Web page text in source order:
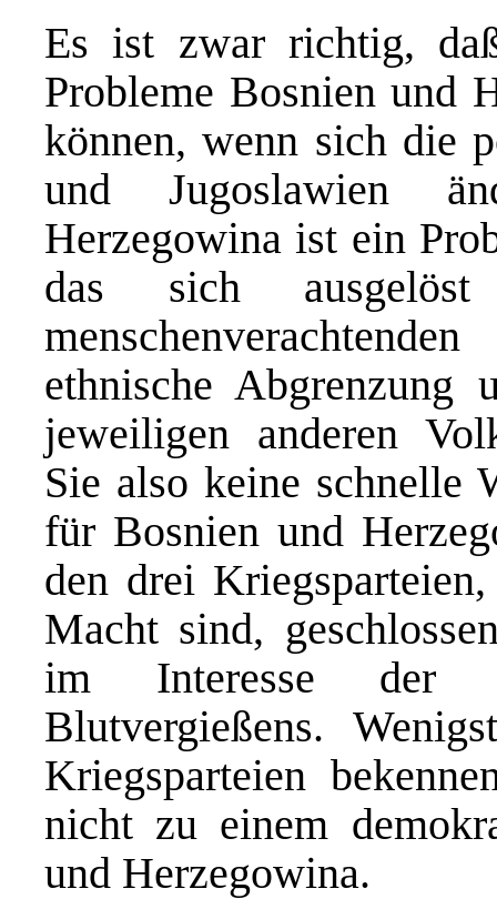
Es ist zwar richtig,
Probleme Bosnien und
können, wenn sich die
und Jugoslawien
Herzegowina ist ein
das sich
ethnische Abgrenzung
jeweiligen anderen
Sie also keine schnelle
für Bosnien und
den drei
Macht sind,
im Interesse der
Blutvergießens.
Kriegsparteien
nicht zu einem
und Herzegowina.